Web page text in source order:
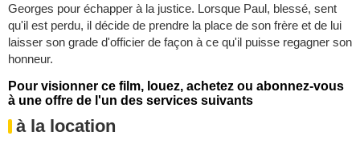
Georges pour échapper à la justice. Lorsque Paul, blessé, sent
qu'il est perdu, il décide de prendre la place de son frère et de lui
laisser son grade d'officier de façon à ce qu'il puisse regagner son
honneur.
Pour visionner ce film, louez, achetez ou abonnez-vous
à une offre de l'un des services suivants
à la location